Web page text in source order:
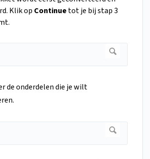
Klik op Continuetot je bij stap 3
de onderdelen die je wilt